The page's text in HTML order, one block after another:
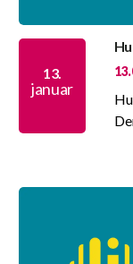
13.
januar